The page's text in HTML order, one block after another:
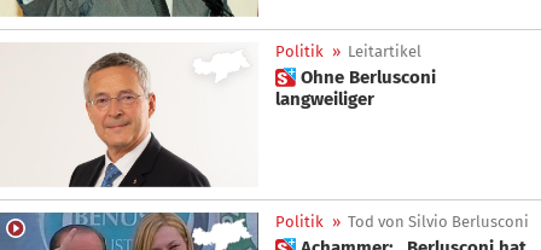
Politik » Leitartikel
 Ohne Berlusconi
langweiliger
Politik » Tod von Silvio Berlusconi